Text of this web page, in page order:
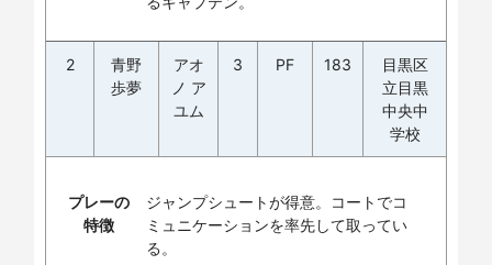
2
青野
歩夢
アオ
ノ ア
ユム
3 PF 183
目黒区
立目黒
中央中
学校
プレーの
特徴
ジャンプシュートが得意。コートでコ
ミュニケーションを率先して取ってい
る。